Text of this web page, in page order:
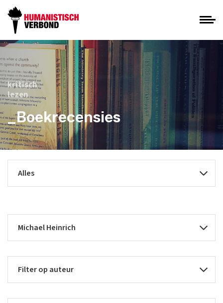
kritisch
lezen
_Boekrecensies